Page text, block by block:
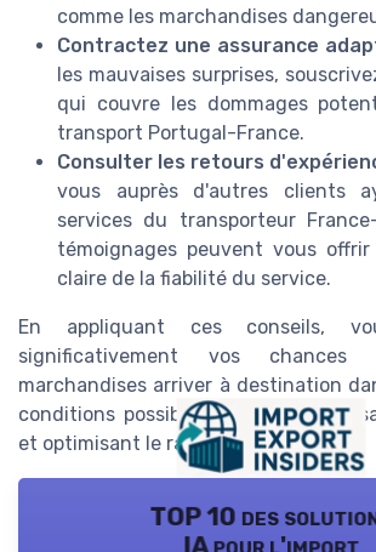
comme les marchandises
Contractez une assurance
les mauvaises surprises,
qui couvre les dommages
transport Portugal-France.
Consulter les retours
vous auprès d'autres clients
services du transporteur
témoignages peuvent vous
claire de la fiabilité du service.
En appliquant ces conseils,
significativement vos
marchandises arriver à destination
conditions possibles, tout en
et optimisant le rapport qualité-prix.
TOP 10 des